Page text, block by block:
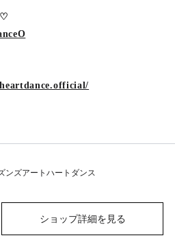
ンズアートハートダンス
ショップ詳細を見る